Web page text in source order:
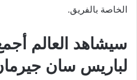
الخاصة بالفريق.
سيشاهد العالم أجمع
لباريس سان